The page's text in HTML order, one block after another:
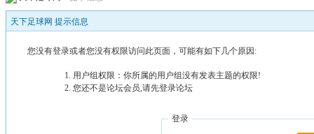
天下足球网 提示信息
您没有登录或者您没有权限访问此页面，可能有如下几个原因:
用户组权限：你所属的用户组没有发表主题的权限!
您还不是论坛会员,请先登录论坛
登录